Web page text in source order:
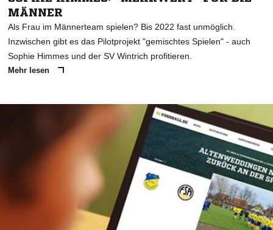
MÄNNER
Als Frau im Männerteam spielen? Bis 2022 fast unmöglich.
Inzwischen gibt es das Pilotprojekt "gemischtes Spielen" - auch
Sophie Himmes und der SV Wintrich profitieren.
Mehr lesen